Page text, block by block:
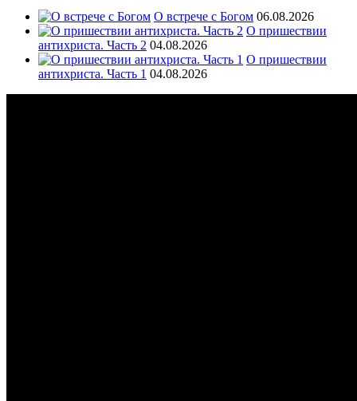
О встрече с Богом 06.08.2026
О пришествии
антихриста. Часть 2 04.08.2026
О пришествии
антихриста. Часть 1 04.08.2026